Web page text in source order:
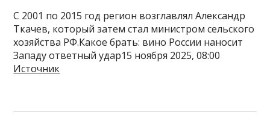
С 2001 по 2015 год регион возглавлял Александр
Ткачев, который затем стал министром сельского
хозяйства РФ.Какое брать: вино России наносит
Западу ответный удар15 ноября 2025, 08:00
Источник